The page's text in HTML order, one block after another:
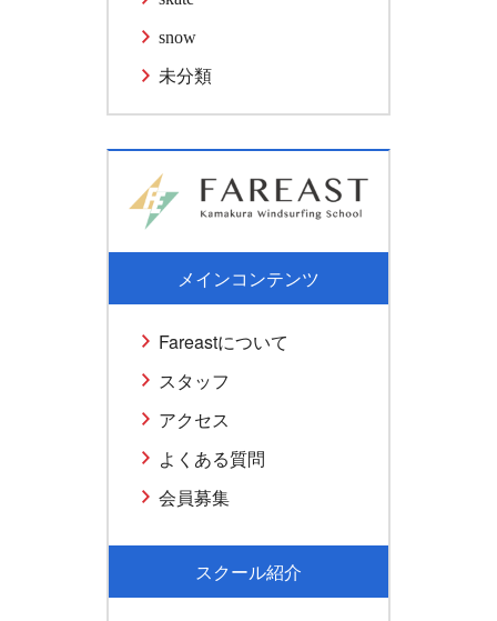
snow
未分類
メインコンテンツ
Fareastについて
スタッフ
アクセス
よくある質問
会員募集
スクール紹介